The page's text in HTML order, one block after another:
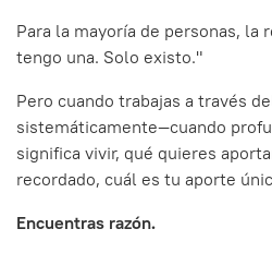
Para la mayoría de personas, la
tengo una. Solo existo."
Pero cuando trabajas a través
sistemáticamente—cuando
significa vivir, qué quieres
recordado, cuál es tu aporte
Encuentras razón.